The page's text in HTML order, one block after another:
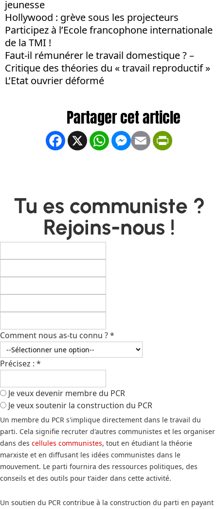
jeunesse
Hollywood : grève sous les projecteurs
Participez à l’Ecole francophone internationale
de la TMI !
Faut-il rémunérer le travail domestique ? –
Critique des théories du « travail reproductif »
L’Etat ouvrier déformé
Facebook
X WhatsApp
Messenger
Email
Tu es communiste ?
Rejoins-nous !
Comment nous as-tu connu ?*
Précisez : *
Je veux devenir membre du PCR
Je veux soutenir la construction du PCR
Un membre du PCR s'implique directement dans le travail du
parti. Cela signifie recruter d'autres communistes et les organiser
dans des cellules communistes, tout en étudiant la théorie
marxiste et en diffusant les idées communistes dans le
mouvement. Le parti fournira des ressources politiques, des
conseils et des outils pour t'aider dans cette activité.
Un soutien du PCR contribue à la construction du parti en payant